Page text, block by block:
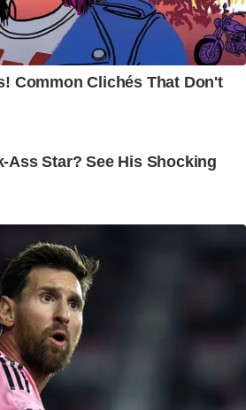
Common Clichés That Don't
Ass Star? See His Shocking